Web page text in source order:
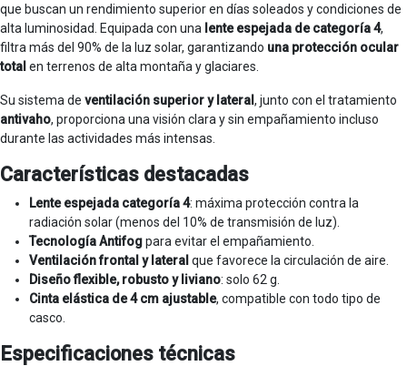
que buscan un rendimiento superior en días soleados y condiciones de
alta luminosidad. Equipada con una lente espejada de categoría 4,
filtra más del 90% de la luz solar, garantizando una protección ocular
total en terrenos de alta montaña y glaciares.
Su sistema de ventilación superior y lateral, junto con el tratamiento
antivaho, proporciona una visión clara y sin empañamiento incluso
durante las actividades más intensas.
Características destacadas
Lente espejada categoría 4: máxima protección contra la
radiación solar (menos del 10% de transmisión de luz).
Tecnología Antifogpara evitar el empañamiento.
Ventilación frontal y lateral que favorece la circulación de aire.
Diseño flexible, robusto y liviano: solo 62 g.
Cinta elástica de 4 cm ajustable, compatible con todo tipo de
casco.
Especificaciones técnicas